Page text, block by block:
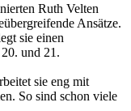
Ruth Velten
Ansätze.
sie einen
und 21.
sie eng mit
So sind schon viele